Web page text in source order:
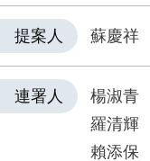
提案人 蘇慶祥
連署人
楊淑青
羅清輝
賴添保